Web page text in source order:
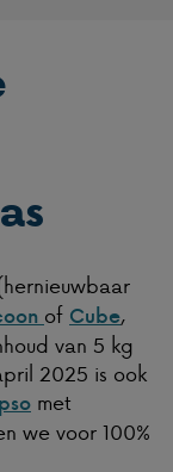
of Cube,
van 5 kg
2025 is ook
met
we voor 100%